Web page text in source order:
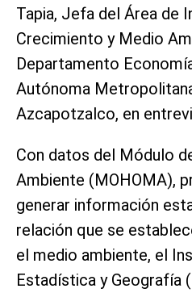
Tapia, Jefa del Área de
Crecimiento y Medio
Departamento
Autónoma
Azcapotzalco, en
Con datos del Módulo
Ambiente (MOHOMA),
generar información
relación que se
el medio ambiente, el
Estadística y Geografía